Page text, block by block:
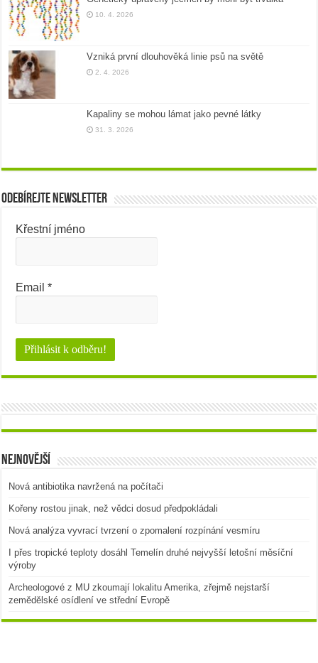
10. 4. 2026
Vzniká první dlouhověká linie psů na světě
2. 4. 2026
Kapaliny se mohou lámat jako pevné látky
31. 3. 2026
Odebírejte newsletter
Křestní jméno
Email*
Nejnovější
Nová antibiotika navržená na počítači
Kořeny rostou jinak, než vědci dosud předpokládali
Nová analýza vyvrací tvrzení o zpomalení rozpínání vesmíru
I přes tropické teploty dosáhl Temelín druhé nejvyšší letošní měsíční
výroby
Archeologové z MU zkoumají lokalitu Amerika, zřejmě nejstarší
zemědělské osídlení ve střední Evropě